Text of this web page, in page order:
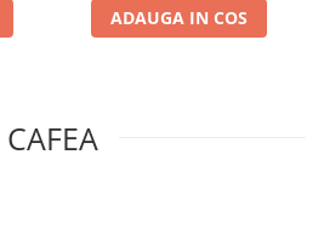
ADAUGA IN COS
CAFEA